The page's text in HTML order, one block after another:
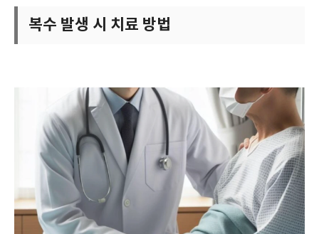
복수 발생 시 치료 방법